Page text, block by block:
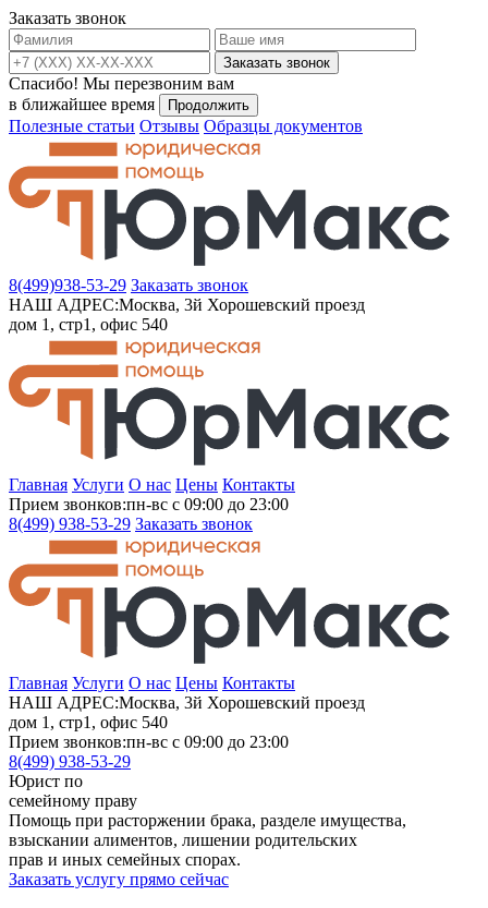
Заказать звонок
Заказать звонок
Спасибо! Мы перезвоним вам
в ближайшее время
Продолжить
Полезные статьи Отзывы Образцы документов
8(499)938-53-29 Заказать звонок
НАШ АДРЕС:Москва, 3й Хорошевский проезд
дом 1, стр1, офис 540
Главная Услуги О нас Цены Контакты
Прием звонков:пн-вс с 09:00 до 23:00
8(499) 938-53-29 Заказать звонок
Главная Услуги О нас Цены Контакты
НАШ АДРЕС:Москва, 3й Хорошевский проезд
дом 1, стр1, офис 540
Прием звонков:пн-вс с 09:00 до 23:00
8(499) 938-53-29
Юрист по
семейному праву
Помощь при расторжении брака, разделе имущества,
взыскании алиментов, лишении родительских
прав и иных семейных спорах.
Заказать услугу прямо сейчас